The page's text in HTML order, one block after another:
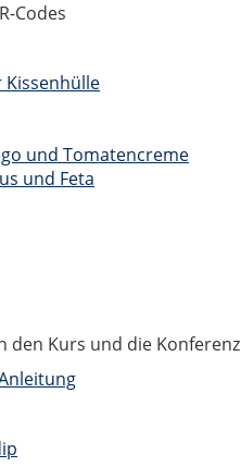
Codes
und Tomatencreme
und Feta
den Kurs und die Konferenz